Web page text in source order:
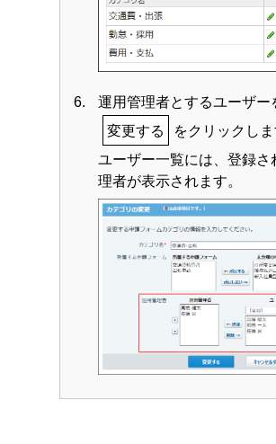
運用管理者とするユーザー
変更する
をクリックしま
ユーザー一覧には、登録さ
理者が表示されます。